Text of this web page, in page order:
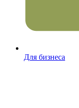
Для бизнеса